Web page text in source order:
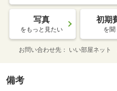
写真
をもっと見たい
初期
を聞
お問い合わせ先 いい部屋ネット
備考